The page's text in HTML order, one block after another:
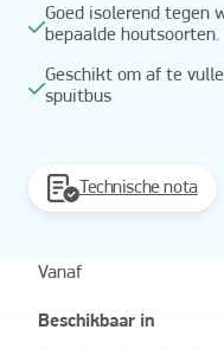
Goed isolerend tegen
bepaalde houtsoorten.
Geschikt om af te
spuitbus
Technische nota
Vanaf
Beschikbaar in